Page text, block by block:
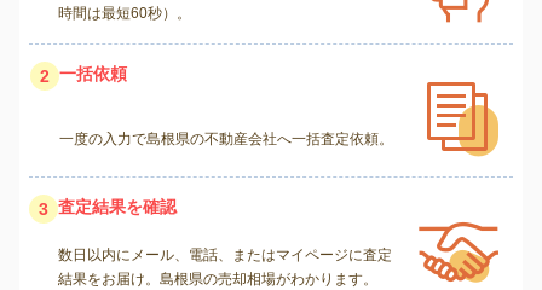
時間は最短60秒）。
2 一括依頼
一度の入力で島根県の不動産会社へ一括査定依頼。
3 査定結果を確認
数日以内にメール、電話、またはマイページに査定
結果をお届け。島根県の売却相場がわかります。